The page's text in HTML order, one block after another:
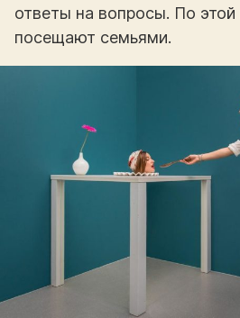
ответы на вопросы. По этой
посещают семьями.